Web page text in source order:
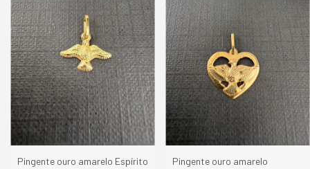
Pingente ouro amarelo Espírito
Pingente ouro amarelo